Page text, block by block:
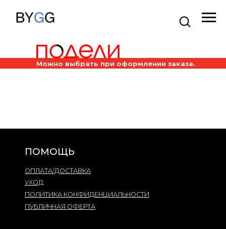
Можно выбрать при оформлении заказа.
ПУБЛИЧНАЯ ОФЕРТА
КОНТАКТЫ
gg.tteam2020@gmail.com
Ежедневно с 13:00 до 20:00
+7 999 968 55 69
УХОД